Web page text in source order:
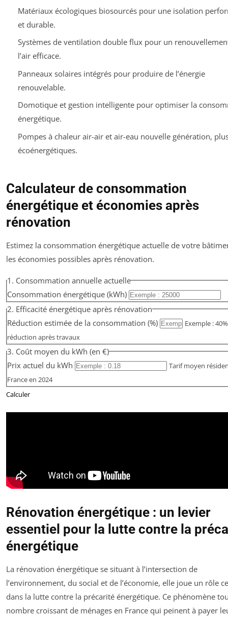
Matériaux écologiques biosourcés pour une isolation
et durable.
Systèmes de ventilation double flux pour un
l’air efficace.
Panneaux solaires intégrés pour produire de l’énergie
renouvelable.
Domotique et gestion intelligente pour optimiser la
énergétique.
Pompes à chaleur air-air et air-eau nouvelle génération,
écoénergétiques.
Calculateur de consommation
énergétique et économies après
rénovation
Estimez la consommation énergétique actuelle de votre
les économies possibles après rénovation.
1. Consommation annuelle actuelle
Consommation énergétique (kWh)
2. Efficacité énergétique après rénovation
Réduction estimée de la consommation (%)
Exemple :
réduction après travaux
3. Coût moyen du kWh (en €)
Prix actuel du kWh
Tarif moyen
France en 2024
Calculer
Rénovation énergétique : un levier
essentiel pour la lutte contre la
énergétique
La rénovation énergétique se situant à l’intersection de
l’environnement, du social et de l’économie, elle joue un rôle
dans la lutte contre la précarité énergétique. Ce phénomène
nombre croissant de ménages en France qui peinent à payer